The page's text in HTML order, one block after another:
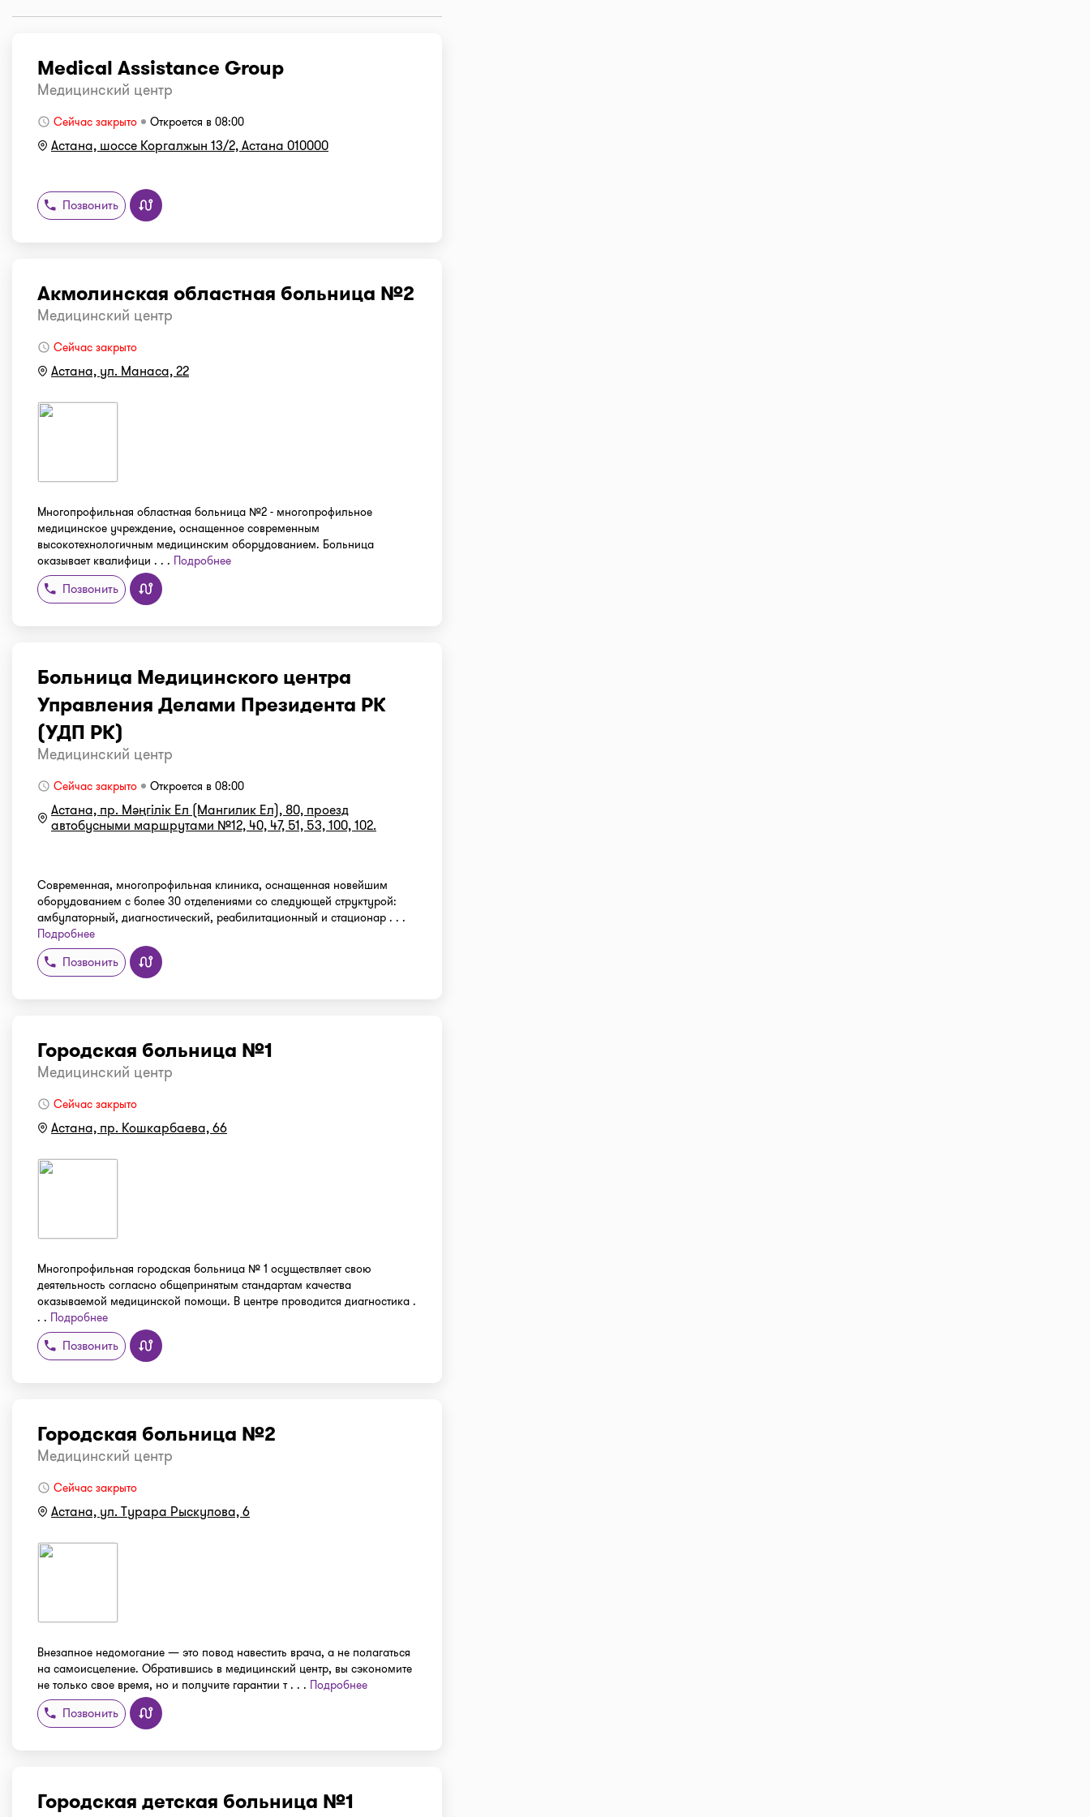
Medical Assistance Group
Медицинский центр
Сейчас закрыто Откроется в 08:00
Астана, шоссе Коргалжын 13/2, Астана 010000
Позвонить
Акмолинская областная больница №2
Медицинский центр
Сейчас закрыто
Астана, ул. Манаса, 22
Многопрофильная областная больница №2 - многопрофильное
медицинское учреждение, оснащенное современным
высокотехнологичным медицинским оборудованием. Больница
оказывает квалифици . . . Подробнее
Позвонить
Больница Медицинского центра
Управления Делами Президента РК
(УДП РК)
Медицинский центр
Сейчас закрыто Откроется в 08:00
Астана, пр. Мәңгілік Ел (Мангилик Ел), 80, проезд
автобусными маршрутами №12, 40, 47, 51, 53, 100, 102.
Современная, многопрофильная клиника, оснащенная новейшим
оборудованием с более 30 отделениями со следующей структурой:
амбулаторный, диагностический, реабилитационный и стационар . . .
Подробнее
Позвонить
Городская больница №1
Медицинский центр
Сейчас закрыто
Астана, пр. Кошкарбаева, 66
Многопрофильная городская больница № 1 осуществляет свою
деятельность согласно общепринятым стандартам качества
оказываемой медицинской помощи. В центре проводится диагностика .
. . Подробнее
Позвонить
Городская больница №2
Медицинский центр
Сейчас закрыто
Астана, ул. Турара Рыскулова, 6
Внезапное недомогание — это повод навестить врача, а не полагаться
на самоисцеление. Обратившись в медицинский центр, вы сэкономите
не только свое время, но и получите гарантии т . . . Подробнее
Позвонить
Городская детская больница №1